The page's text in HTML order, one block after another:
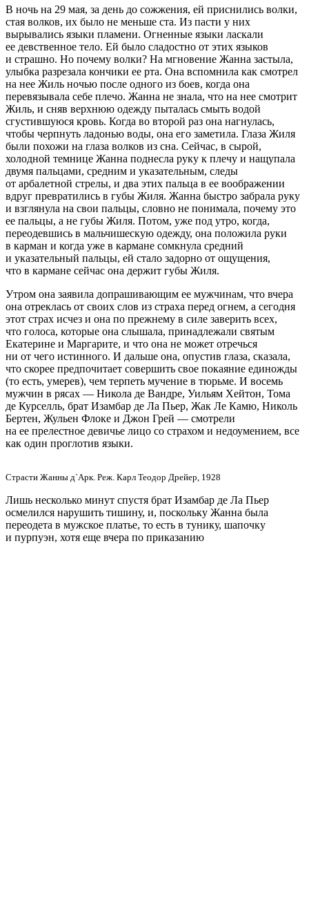
В ночь на 29 мая, за день до сожжения, ей приснились волки,
стая волков, их было не меньше ста. Из пасти у них
вырывались языки пламени. Огненные языки ласкали
ее девственное тело. Ей было сладостно от этих языков
и страшно. Но почему волки? На мгновение Жанна застыла,
улыбка разрезала кончики ее рта. Она вспомнила как смотрел
на нее Жиль ночью после одного из боев, когда она
перевязывала себе плечо. Жанна не знала, что на нее смотрит
Жиль, и сняв верхнюю одежду пыталась смыть водой
сгустившуюся кровь. Когда во второй раз она нагнулась,
чтобы черпнуть ладонью воды, она его заметила. Глаза Жиля
были похожи на глаза волков из сна. Сейчас, в сырой,
холодной темнице Жанна поднесла руку к плечу и нащупала
двумя пальцами, средним и указательным, следы
от арбалетной стрелы, и два этих пальца в ее воображении
вдруг превратились в губы Жиля. Жанна быстро забрала руку
и взглянула на свои пальцы, словно не понимала, почему это
ее пальцы, а не губы Жиля. Потом, уже под утро, когда,
переодевшись в мальчишескую одежду, она положила руки
в карман и когда уже в кармане сомкнула средний
и указательный пальцы, ей стало задорно от ощущения,
что в кармане сейчас она держит губы Жиля.
Утром она заявила допрашивающим ее мужчинам, что вчера
она отреклась от своих слов из страха перед огнем, а сегодня
этот страх исчез и она по прежнему в силе заверить всех,
что голоса, которые она слышала, принадлежали святым
Екатерине и Маргарите, и что она не может отречься
ни от чего истинного. И дальше она, опустив глаза, сказала,
что скорее предпочитает совершить свое покаяние единожды
(то есть, умерев), чем терпеть мучение в тюрьме. И восемь
мужчин в рясах — Никола де Вандре, Уильям Хейтон, Тома
де Курселль, брат Изамбар де Ла Пьер, Жак Ле Камю, Николь
Бертен, Жульен Флоке и Джон Грей — смотрели
на ее прелестное девичье лицо со страхом и недоумением, все
как один проглотив языки.
Страсти Жанны д`Арк. Реж. Карл Теодор Дрейер, 1928
Лишь несколько минут спустя брат Изамбар де Ла Пьер
осмелился нарушить тишину, и, поскольку Жанна была
переодета в мужское платье, то есть в тунику, шапочку
и пурпуэн, хотя еще вчера по приказанию